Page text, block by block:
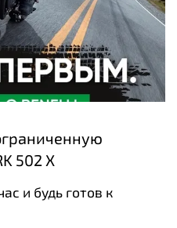
502 X
и будь готов к